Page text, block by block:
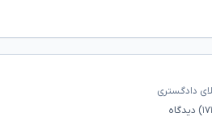
دادگستری
دیدگاه